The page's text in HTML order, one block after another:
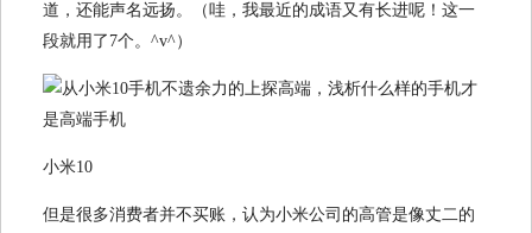
道，还能声名远扬。（哇，我最近的成语又有长进呢！这一
段就用了7个。^v^）
小米10
但是很多消费者并不买账，认为小米公司的高管是像丈二的